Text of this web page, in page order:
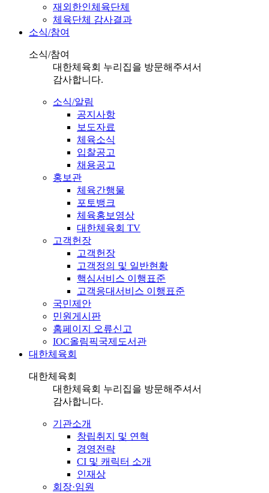
재외한인체육단체
체육단체 감사결과
소식/참여
소식/참여
대한체육회 누리집을 방문해주셔서
감사합니다.
소식/알림
공지사항
보도자료
체육소식
입찰공고
채용공고
홍보관
체육간행물
포토뱅크
체육홍보영상
대한체육회 TV
고객헌장
고객헌장
고객정의 및 일반현황
핵심서비스 이행표준
고객응대서비스 이행표준
국민제안
민원게시판
홈페이지 오류신고
IOC올림픽국제도서관
대한체육회
대한체육회
대한체육회 누리집을 방문해주셔서
감사합니다.
기관소개
창립취지 및 연혁
경영전략
CI 및 캐릭터 소개
인재상
회장·임원